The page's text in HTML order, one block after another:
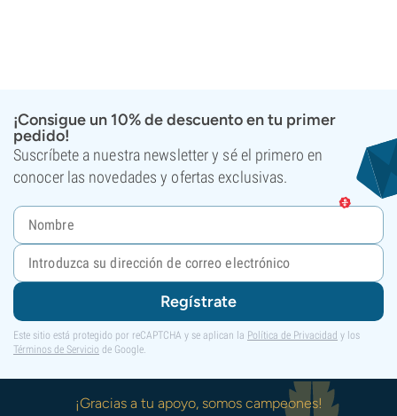
¡Consigue un 10% de descuento en tu primer
pedido!
Suscríbete a nuestra newsletter y sé el primero en
conocer las novedades y ofertas exclusivas.
Regístrate
Este sitio está protegido por reCAPTCHA y se aplican la Política de Privacidad y los
Términos de Servicio de Google.
¡Gracias a tu apoyo, somos campeones!